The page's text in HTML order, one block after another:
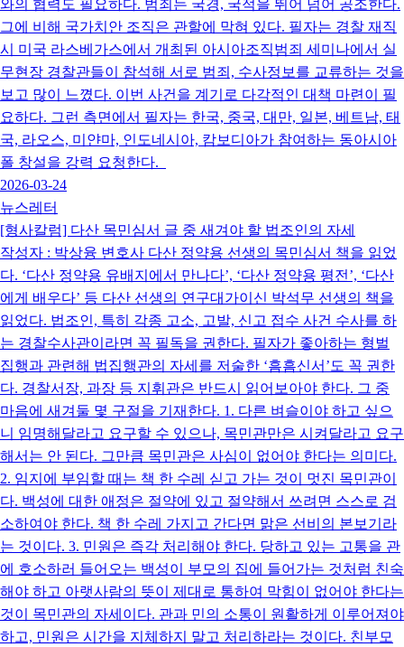
와의 협력도 필요하다. 범죄는 국경, 국적을 뛰어 넘어 공조한다.
그에 비해 국가치안 조직은 관할에 막혀 있다. 필자는 경찰 재직
시 미국 라스베가스에서 개최된 아시아조직범죄 세미나에서 실
무현장 경찰관들이 참석해 서로 범죄, 수사정보를 교류하는 것을
보고 많이 느꼈다. 이번 사건을 계기로 다각적인 대책 마련이 필
요하다. 그런 측면에서 필자는 한국, 중국, 대만, 일본, 베트남, 태
국, 라오스, 미얀마, 인도네시아, 캄보디아가 참여하는 동아시아
폴 창설을 강력 요청한다.
2026-03-24
뉴스레터
[형사칼럼] 다산 목민심서 글 중 새겨야 할 법조인의 자세
작성자 : 박상융 변호사 다산 정약용 선생의 목민심서 책을 읽었
다. ‘다산 정약용 유배지에서 만나다’, ‘다산 정약용 평전’, ‘다산
에게 배우다’ 등 다산 선생의 연구대가이신 박석무 선생의 책을
읽었다. 법조인, 특히 각종 고소, 고발, 신고 접수 사건 수사를 하
는 경찰수사관이라면 꼭 필독을 권한다. 필자가 좋아하는 형벌
집행과 관련해 법집행관의 자세를 저술한 ‘흠흠신서’도 꼭 권한
다. 경찰서장, 과장 등 지휘관은 반드시 읽어보아야 한다. 그 중
마음에 새겨둘 몇 구절을 기재한다. 1. 다른 벼슬이야 하고 싶으
니 임명해달라고 요구할 수 있으나, 목민관만은 시켜달라고 요구
해서는 안 된다. 그만큼 목민관은 사심이 없어야 한다는 의미다.
2. 임지에 부임할 때는 책 한 수레 싣고 가는 것이 멋진 목민관이
다. 백성에 대한 애정은 절약에 있고 절약해서 쓰려면 스스로 검
소하여야 한다. 책 한 수레 가지고 간다면 맑은 선비의 본보기라
는 것이다. 3. 민원은 즉각 처리해야 한다. 당하고 있는 고통을 관
에 호소하러 들어오는 백성이 부모의 집에 들어가는 것처럼 친숙
해야 하고 아랫사람의 뜻이 제대로 통하여 막힘이 없어야 한다는
것이 목민관의 자세이다. 관과 민의 소통이 원활하게 이루어져야
하고, 민원은 시간을 지체하지 말고 처리하라는 것이다. 친부모